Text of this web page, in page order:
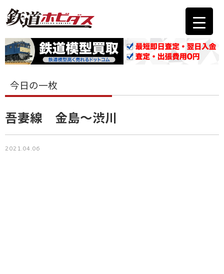
今日の一枚
吾妻線 金島～渋川
2021.04.06